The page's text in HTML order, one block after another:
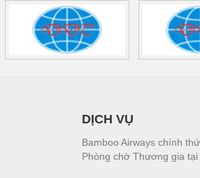
DỊCH VỤ
Bamboo Airways chính
Phòng chờ Thương gia